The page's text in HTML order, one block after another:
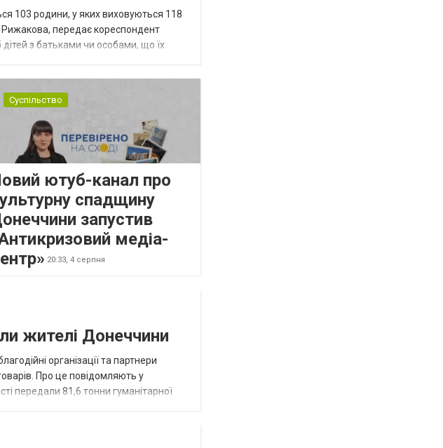
103 родини, у яких виховуються 118
передає кореспондент
дітей з батьками чи особами, що їх
Суспільство
ютуб-канал про
спадщину
запустив
медіа-
20:33, 4 серпня
жителі Донеччини
організації та партнери
Про це повідомляють у
передали 81,6 тонни гуманітарної